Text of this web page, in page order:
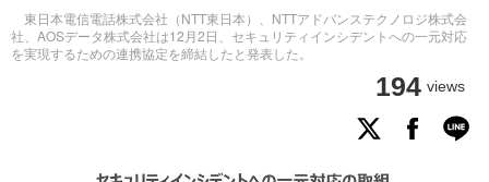
東日本電信電話株式会社（NTT東日本）、NTTアドバンステクノロジ株式会
社、AOSデータ株式会社は12月2日、セキュリティインシデントへの一元対応
を実現するための連携協定を締結したと発表した。
194 views